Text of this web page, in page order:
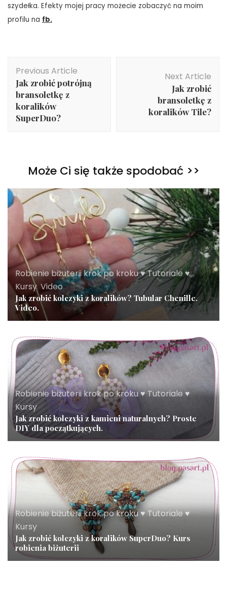
szydełka. Efekty mojej pracy możecie zobaczyć na moim
profilu na fb.
Navigation
Previous Article
Jak zrobić potrójną
bransoletkę z
koralików
SuperDuo?
Next Article
Jak zrobić
bransoletkę z
koralików Tile?
Może Ci się także spodobać >>
Robienie biżuterii krok po kroku ♥ Tutoriale ♥
Kursy,Video
Jak zrobić kolczyki z koralików? Tubular Chenille.
Video.
Robienie biżuterii krok po kroku ♥ Tutoriale ♥
Kursy
Jak zrobić kolczyki z kamieni naturalnych? Proste
DIY dla początkujących.
Robienie biżuterii krok po kroku ♥ Tutoriale ♥
Kursy
Jak zrobić kolczyki z koralików SuperDuo? Kurs
robienia biżuterii